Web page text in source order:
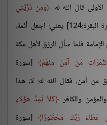
قال الله له: وَمِنْ ذُرِّيَّتِي
[سورة البقرة:124] يعني: اجعل أئمة،
فلما سأل الرزق لأهل مكة
مَنْ آمَنَ مِنْهُمْ [سورة
من آمن، فقال الله له: لا، هذا
والكافر كُلاً نُمِدُّ هَؤُلاءِ
عَطَاءُ رَبِّكَ مَحْظُورًا [سورة